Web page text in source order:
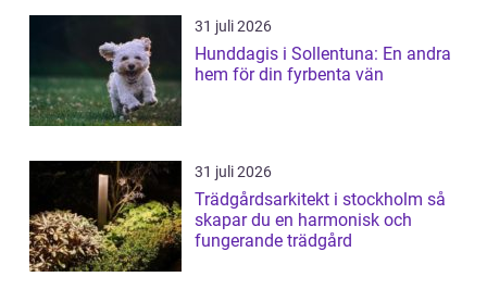
31 juli 2026
Hunddagis i Sollentuna: En andra
hem för din fyrbenta vän
31 juli 2026
Trädgårdsarkitekt i stockholm så
skapar du en harmonisk och
fungerande trädgård